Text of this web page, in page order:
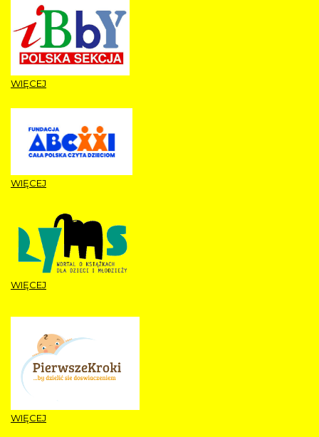
WIĘCEJ
WIĘCEJ
WIĘCEJ
WIĘCEJ